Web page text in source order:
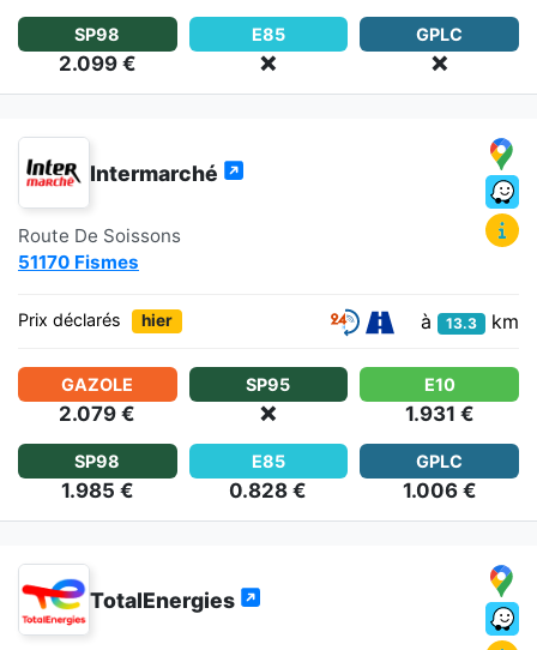
SP98
2.099 €
E85
❌
GPLC
❌
Intermarché
Route De Soissons
51170 Fismes
Prix déclarés hier à 13.3 km
GAZOLE
2.079 €
SP95
❌
E10
1.931 €
SP98
1.985 €
E85
0.828 €
GPLC
1.006 €
TotalEnergies